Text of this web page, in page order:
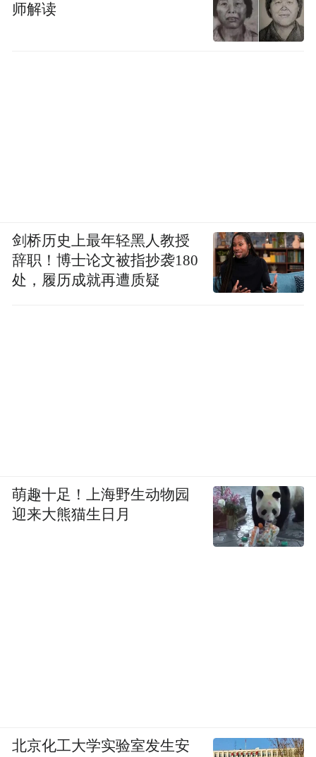
师解读
剑桥历史上最年轻黑人教授
辞职！博士论文被指抄袭180
处，履历成就再遭质疑
萌趣十足！上海野生动物园
迎来大熊猫生日月
北京化工大学实验室发生安